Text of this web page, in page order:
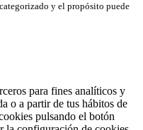
y el propósito puede
para fines analíticos y
o a partir de tus hábitos de
pulsando el botón